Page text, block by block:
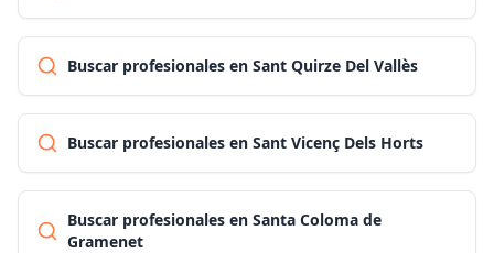
Buscar profesionales en Sant Quirze Del Vallès
Buscar profesionales en Sant Vicenç Dels Horts
Buscar profesionales en Santa Coloma de
Gramenet